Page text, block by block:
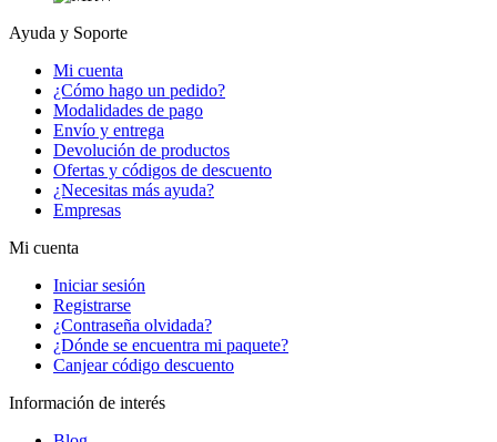
Ayuda y Soporte
Mi cuenta
¿Cómo hago un pedido?
Modalidades de pago
Envío y entrega
Devolución de productos
Ofertas y códigos de descuento
¿Necesitas más ayuda?
Empresas
Mi cuenta
Iniciar sesión
Registrarse
¿Contraseña olvidada?
¿Dónde se encuentra mi paquete?
Canjear código descuento
Información de interés